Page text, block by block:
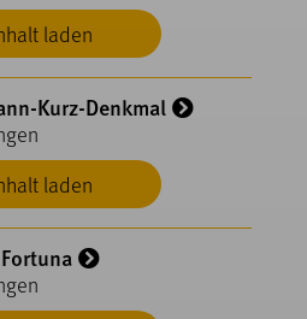
laden
laden
Kurz-Denkmal